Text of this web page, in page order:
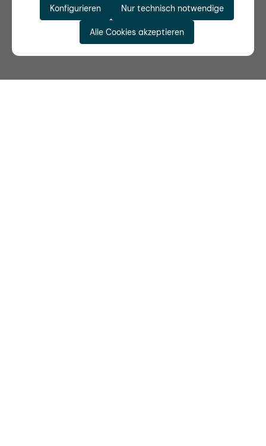
Nur technisch notwendige
Konfigurieren
Alle Cookies akzeptieren